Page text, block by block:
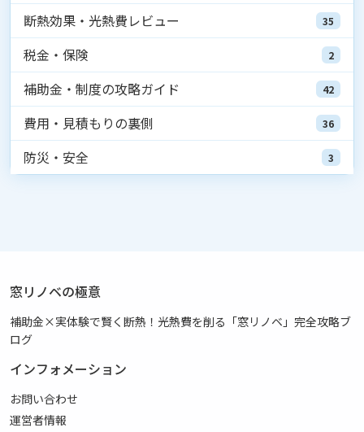
断熱効果・光熱費レビュー 35
税金・保険 2
補助金・制度の攻略ガイド 42
費用・見積もりの裏側 36
防災・安全 3
窓リノベの極意
補助金×実体験で賢く断熱！光熱費を削る「窓リノベ」完全攻略ブ
ログ
インフォメーション
お問い合わせ
運営者情報